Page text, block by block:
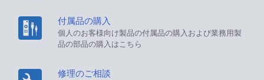
付属品の購入
個人のお客様向け製品の付属品の購入および業務用製
品の部品の購入はこちら
修理のご相談